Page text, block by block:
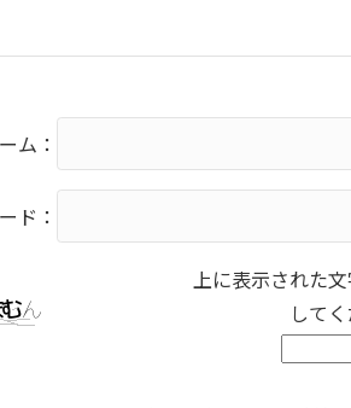
ム：
ド：
上に表示された
してく